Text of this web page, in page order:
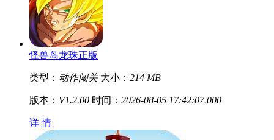
怪兽岛龙珠正版
类型： 动作闯关 大小： 214 MB
版本： V1.2.00 时间： 2026-08-05 17:42:07.000
详 情